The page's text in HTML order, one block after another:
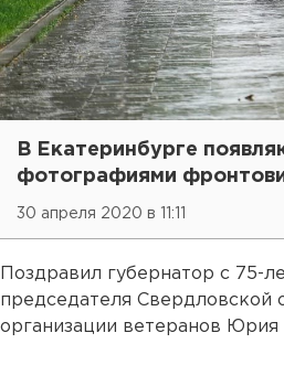
В Екатеринбурге
фотографиями
30 апреля 2020 в 11:11
Поздравил губернатор с 75-
председателя Свердловской
организации ветеранов Юрия